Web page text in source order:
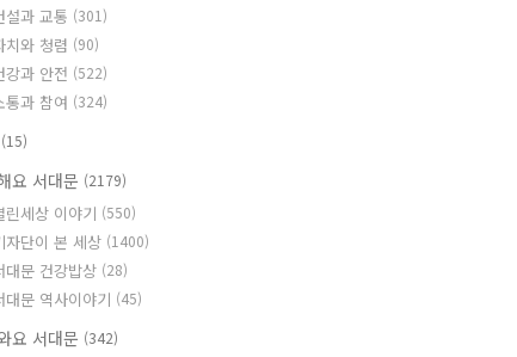
설과 교통 (301)
치와 청렴 (90)
강과 안전 (522)
통과 참여 (324)
(15)
요 서대문 (2179)
린세상 이야기 (550)
자단이 본 세상 (1400)
대문 건강밥상 (28)
대문 역사이야기 (45)
요 서대문 (342)